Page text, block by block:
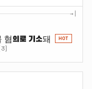
→|
혐의로 기소돼 HOT